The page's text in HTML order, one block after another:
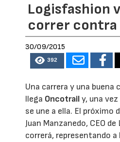
Logisfashion
correr contra
30/09/2015
392
Una carrera y una buena
llega Oncotraily, una
se une a ella. El próximo
Juan Manzanedo, CEO
correrá, representando a